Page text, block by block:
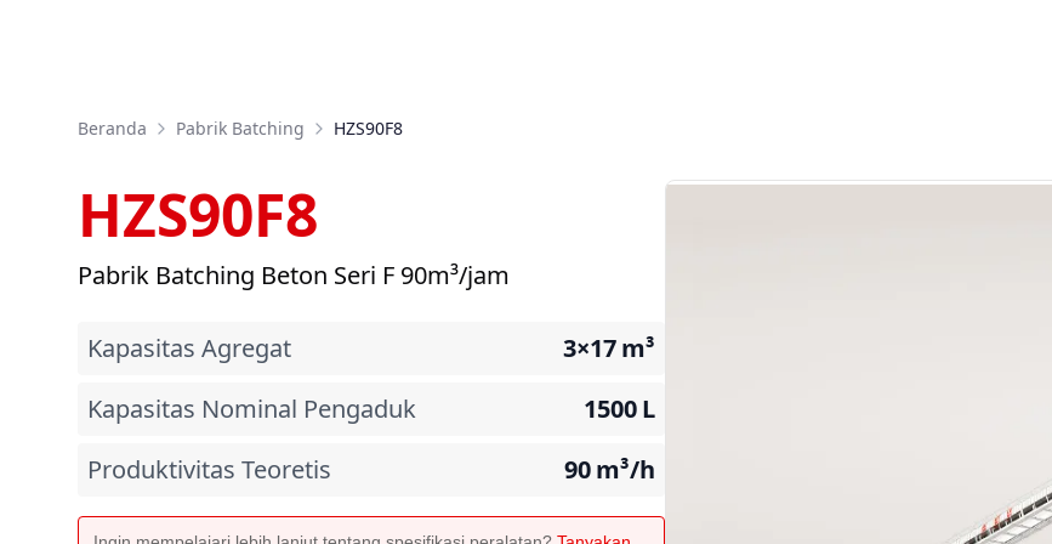
Beranda Pabrik Batching HZS90F8
HZS90F8
Pabrik Batching Beton Seri F 90m³/jam
Kapasitas Agregat 3×17m³
Kapasitas Nominal Pengaduk
1500L
Produktivitas Teoretis
90m³/h